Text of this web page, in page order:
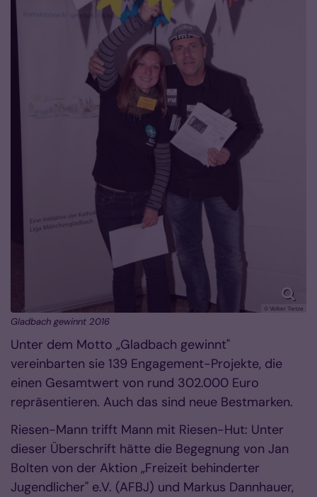
© Volker Tietze
Gladbach gewinnt 2016
Unter dem Motto „Gladbach gewinnt"
vereinbarten sie 139 Engagement-Projekte, die
einen Gesamtwert von rund 302.000 Euro
repräsentieren. Auch das sind neue Bestmarken.
Riesen-Mann trifft Mann mit Riesen-Hut: Unter
dieser Überschrift hätte die Begegnung von Jan
Bolten von der Aktion „Freizeit behinderter
Jugendlicher" e.V. (AFBJ) und Markus Dannhauer,